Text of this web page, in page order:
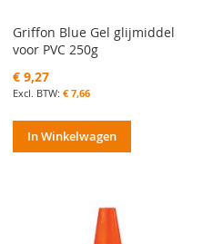
Griffon Blue Gel glijmiddel
voor PVC 250g
€ 9,27
€ 7,66
In Winkelwagen